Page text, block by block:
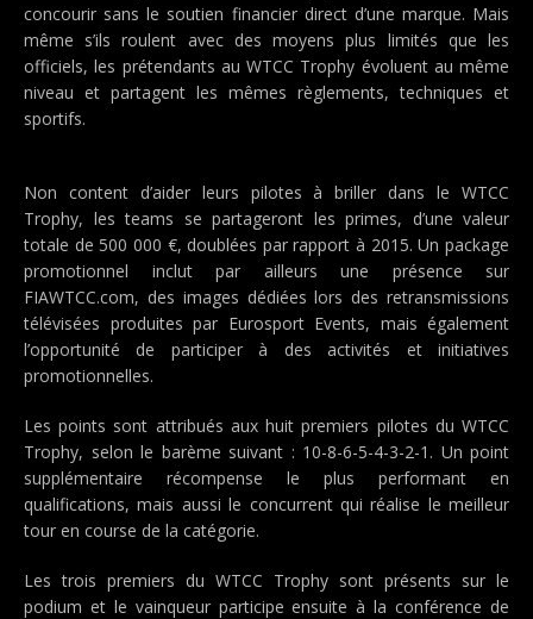
concourir sans le soutien financier direct d’une marque. Mais
même s’ils roulent avec des moyens plus limités que les
officiels, les prétendants au WTCC Trophy évoluent au même
niveau et partagent les mêmes règlements, techniques et
sportifs.
Non content d’aider leurs pilotes à briller dans le WTCC
Trophy, les teams se partageront les primes, d’une valeur
totale de 500 000 €, doublées par rapport à 2015. Un package
promotionnel inclut par ailleurs une présence sur
FIAWTCC.com, des images dédiées lors des retransmissions
télévisées produites par Eurosport Events, mais également
l’opportunité de participer à des activités et initiatives
promotionnelles.
Les points sont attribués aux huit premiers pilotes du WTCC
Trophy, selon le barème suivant : 10-8-6-5-4-3-2-1. Un point
supplémentaire récompense le plus performant en
qualifications, mais aussi le concurrent qui réalise le meilleur
tour en course de la catégorie.
Les trois premiers du WTCC Trophy sont présents sur le
podium et le vainqueur participe ensuite à la conférence de